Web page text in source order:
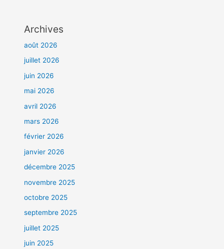
Archives
août 2026
juillet 2026
juin 2026
mai 2026
avril 2026
mars 2026
février 2026
janvier 2026
décembre 2025
novembre 2025
octobre 2025
septembre 2025
juillet 2025
juin 2025